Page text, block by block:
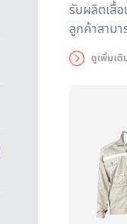
รับผลิตเสื้อ
ลูกค้าสาม
ตามต้องก
สะท้อนแสง
ดูเพิ่มเติ